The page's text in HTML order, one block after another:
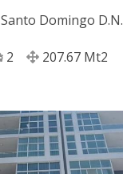
Santo Domingo D.N.
2 207.67 Mt2